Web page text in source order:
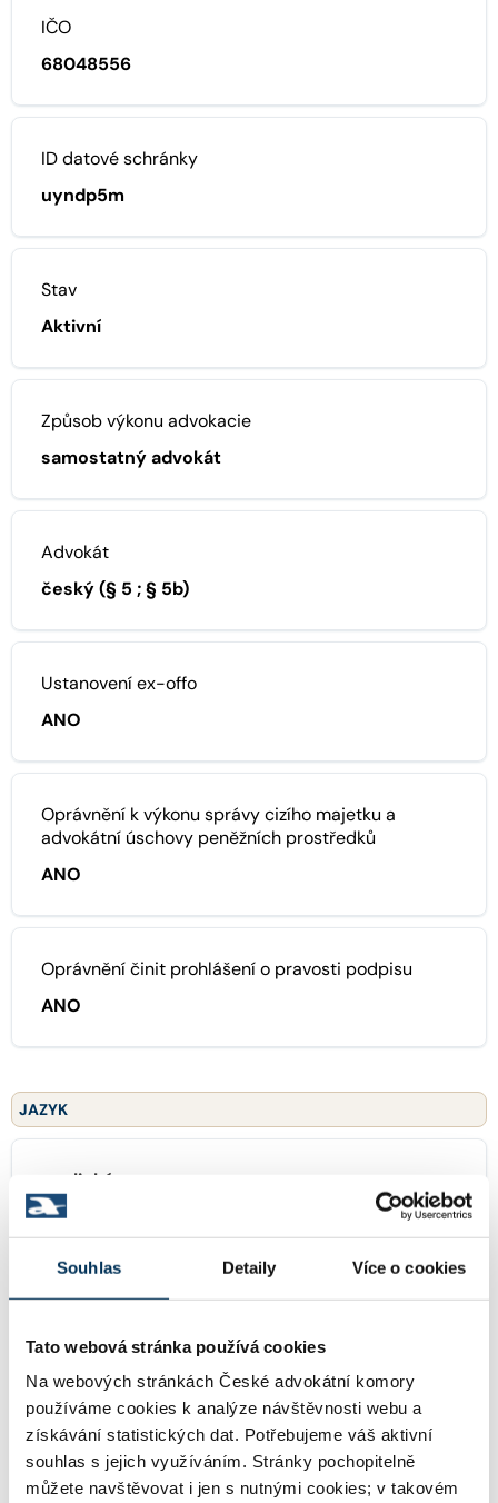
Souhlas Detaily Více o cookies
Tato webová stránka používá cookies
Na webových stránkách České advokátní komory
používáme cookies k analýze návštěvnosti webu a
získávání statistických dat. Potřebujeme váš aktivní
souhlas s jejich využíváním. Stránky pochopitelně
můžete navštěvovat i jen s nutnými cookies; v takovém
IČO
68048556
ID datové schránky
uyndp5m
Stav
Aktivní
Způsob výkonu advokacie
samostatný advokát
Advokát
český (§ 5 ; § 5b)
Ustanovení ex-offo
ANO
Oprávnění k výkonu správy cizího majetku a
advokátní úschovy peněžních prostředků
ANO
Oprávnění činit prohlášení o pravosti podpisu
ANO
JAZYK
anglický
01 generální praxe
KONTAKT